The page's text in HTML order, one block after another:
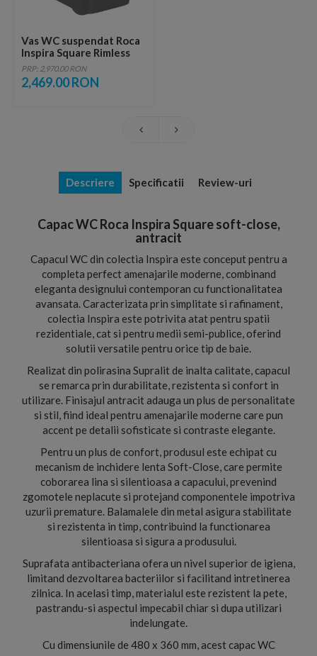
Vas WC suspendat Roca
Inspira Square Rimless
56x37 cm evacuare
orizontala, antracit
PRP: 2,970.00 RON
2,469.00 RON
Descriere Specificatii Review-uri
Capac WC Roca Inspira Square soft-close,
antracit
Capacul WC din colectia Inspira este conceput pentru a
completa perfect amenajarile moderne, combinand
eleganta designului contemporan cu functionalitatea
avansata. Caracterizata prin simplitate si rafinament,
colectia Inspira este potrivita atat pentru spatii
rezidentiale, cat si pentru medii semi-publice, oferind
solutii versatile pentru orice tip de baie.
Realizat din polirasina Supralit de inalta calitate, capacul
se remarca prin durabilitate, rezistenta si confort in
utilizare. Finisajul antracit adauga un plus de personalitate
si stil, fiind ideal pentru amenajarile moderne care pun
accent pe detalii sofisticate si contraste elegante.
Pentru un plus de confort, produsul este echipat cu
mecanism de inchidere lenta Soft-Close, care permite
coborarea lina si silentioasa a capacului, prevenind
zgomotele neplacute si protejand componentele impotriva
uzurii premature. Balamalele din metal asigura stabilitate
si rezistenta in timp, contribuind la functionarea
silentioasa si sigura a produsului.
Suprafata antibacteriana ofera un nivel superior de igiena,
limitand dezvoltarea bacteriilor si facilitand intretinerea
zilnica. In acelasi timp, materialul este rezistent la pete,
pastrandu-si aspectul impecabil chiar si dupa utilizari
indelungate.
Cu dimensiunile de 480 x 360 mm, acest capac WC